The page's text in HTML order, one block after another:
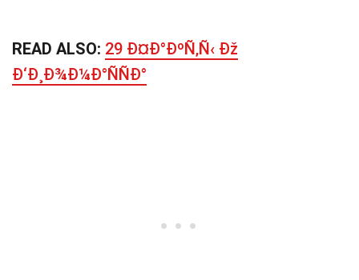
READ ALSO: 29 Ð¤Ð°ÐºÑ‚Ñ‹ Ðž
Ð‘Ð¸Ð¾Ð¼Ð°ÑÑÐ°